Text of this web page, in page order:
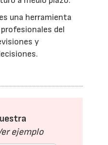
una herramienta
del
y
ejemplo